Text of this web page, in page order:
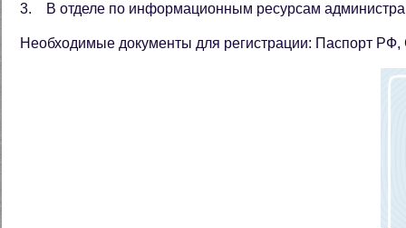
3. В отделе по информационным ресурсам
Необходимые документы для регистрации: Паспорт